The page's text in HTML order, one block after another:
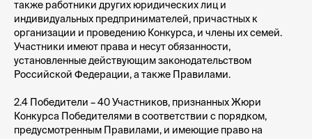
также работники других юридических лиц и
индивидуальных предпринимателей, причастных к
организации и проведению Конкурса, и члены их семей.
Участники имеют права и несут обязанности,
установленные действующим законодательством
Российской Федерации, а также Правилами.
2.4 Победители – 40 Участников, признанных Жюри
Конкурса Победителями в соответствии с порядком,
предусмотренным Правилами, и имеющие право на